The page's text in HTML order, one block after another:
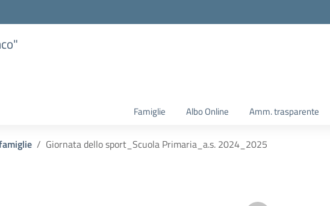
Famiglie Albo Online Amm. trasparente
Giornata dello sport_Scuola Primaria_a.s. 2024_2025